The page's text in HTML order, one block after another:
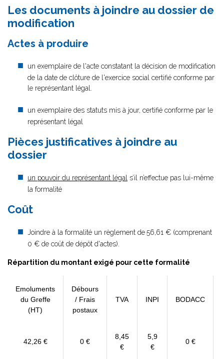
Les documents à joindre au dossier de
modification
Actes à produire
un exemplaire de l'acte constatant la décision de modification
de la date de clôture de l'exercice social certifié conforme par
le représentant légal.
un exemplaire des statuts mis à jour, certifié conforme par le
représentant légal
Pièces justificatives à joindre au
dossier
un pouvoir du représentant légal s’il n’effectue pas lui-même
la formalité
Coût
Joindre à la formalité un règlement de56,61 € (comprenant
0 € de coût de dépôt d'actes).
Répartition du montant exigé pour cette formalité
Emoluments
du Greffe
(HT)
Débours
/ Frais
postaux
TVA INPI BODACC
42,26 € 0 €
8,45
€
5,9
€
0 €